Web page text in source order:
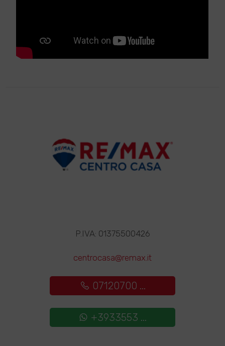
P.IVA: 01375500426
centrocasa@remax.it
07120700 ...
+3933553 ...